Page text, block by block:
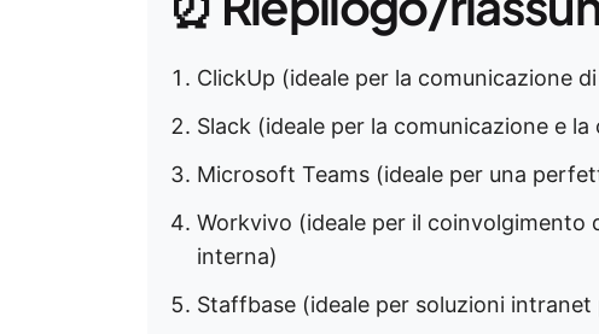
ClickUp (ideale per la comunicazione
Slack (ideale per la comunicazione e
Microsoft Teams (ideale per una
Workvivo (ideale per il coinvolgimento
interna)
Staffbase (ideale per soluzioni